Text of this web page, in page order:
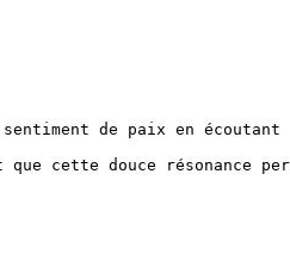
de paix en
que cette douce résonance